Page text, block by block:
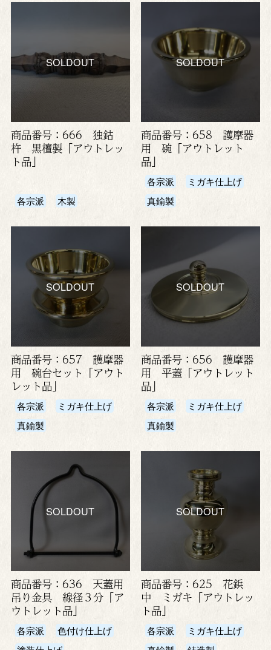
SOLDOUT
商品番号：666 独鈷
杵 黒檀製「アウトレッ
ト品」
各宗派 木製
SOLDOUT
商品番号：658 護摩器
用 碗「アウトレット
品」
各宗派
ミガキ仕上げ
真鍮製
SOLDOUT
商品番号：657 護摩器
用 碗台セット「アウト
レット品」
各宗派
ミガキ仕上げ
真鍮製
SOLDOUT
商品番号：656 護摩器
用 平蓋「アウトレット
品」
各宗派
ミガキ仕上げ
真鍮製
SOLDOUT
商品番号：636 天蓋用
吊り金具 線径３分「ア
ウトレット品」
各宗派
色付け仕上げ
SOLDOUT
商品番号：625 花鋲
中 ミガキ「アウトレッ
ト品」
各宗派
ミガキ仕上げ